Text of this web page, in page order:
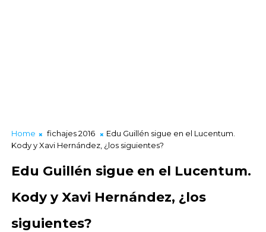
Home fichajes 2016
Edu Guillén sigue en el Lucentum.
Kody y Xavi Hernández, ¿los siguientes?
Edu Guillén sigue en el Lucentum.
Kody y Xavi Hernández, ¿los
siguientes?